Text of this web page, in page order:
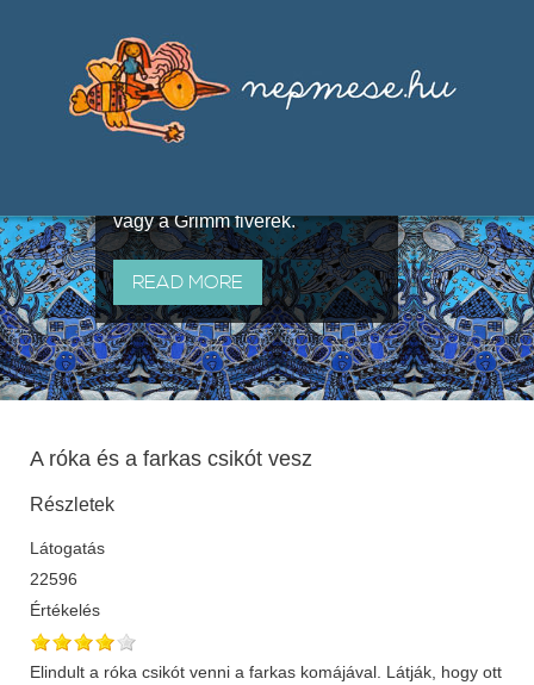
útján terjedő elbeszélésekből,
melyeket olyan ismert gyűjtők
állítottak össze, mint Benedek
vagy a Grimm fivérek.
READ MORE
A róka és a farkas csikót vesz
Részletek
Látogatás
22596
Értékelés
Elindult a róka csikót venni a farkas komájával. Látják, hogy ott